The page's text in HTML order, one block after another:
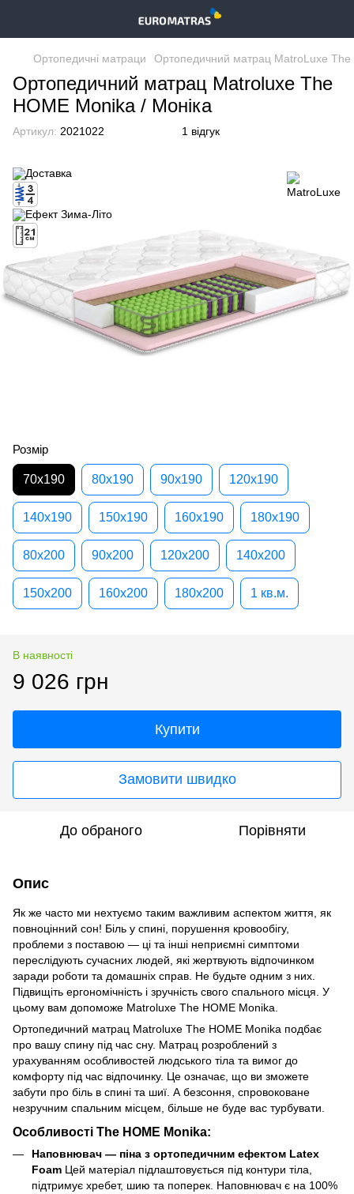
Ортопедичні матраци Ортопедичний матрац MatroLuxe The
Ортопедичний матрац Matroluxe The
HOME Monika / Моніка
Артикул: 2021022 1 відгук
Розмір
70х190 80х190 90х190 120х190
140х190 150х190 160х190 180х190
80х200 90х200 120х200 140х200
150х200 160х200 180х200 1 кв.м.
В наявності
9 026 грн
Купити
Замовити швидко
До обраного Порівняти
Опис
Як же часто ми нехтуємо таким важливим аспектом життя, як
повноцінний сон! Біль у спині, порушення кровообігу,
проблеми з поставою — ці та інші неприємні симптоми
переслідують сучасних людей, які жертвують відпочинком
заради роботи та домашніх справ. Не будьте одним з них.
Підвищіть ергономічність і зручність свого спального місця. У
цьому вам допоможе Matroluxe The HOME Monika.
Ортопедичний матрац Matroluxe The HOME Monika подбає
про вашу спину під час сну. Матрац розроблений з
урахуванням особливостей людського тіла та вимог до
комфорту під час відпочинку. Це означає, що ви зможете
забути про біль в спині та шиї. А безсоння, спровоковане
незручним спальним місцем, більше не буде вас турбувати.
Особливості The HOME Monika:
Наповнювач — піна з ортопедичним ефектом Latex
Foam Цей матеріал підлаштовується під контури тіла,
підтримує хребет, шию та поперек. Наповнювач є на 100%